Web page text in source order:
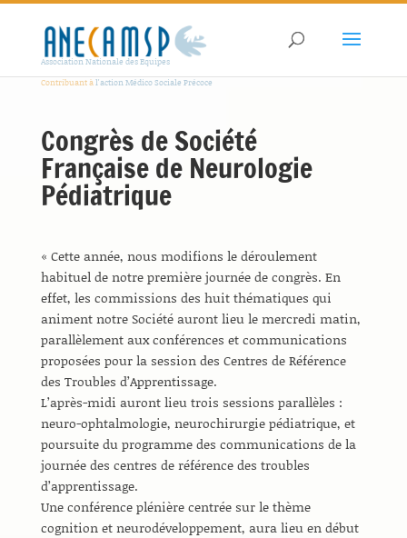
Association Nationale des Equipes
Contribuant àl'action Médico Sociale Précoce
Congrès de Société
Française de Neurologie
Pédiatrique
« Cette année, nous modifions le déroulement
habituel de notre première journée de congrès. En
effet, les commissions des huit thématiques qui
animent notre Société auront lieu le mercredi matin,
parallèlement aux conférences et communications
proposées pour la session des Centres de Référence
des Troubles d’Apprentissage.
L’après-midi auront lieu trois sessions parallèles :
neuro-ophtalmologie, neurochirurgie pédiatrique, et
poursuite du programme des communications de la
journée des centres de référence des troubles
d’apprentissage.
Une conférence plénière centrée sur le thème
cognition et neurodéveloppement, aura lieu en début